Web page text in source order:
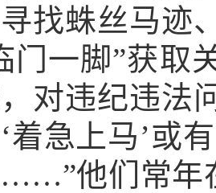
找蛛丝马迹
门一脚”获取
对违纪违法
着急上马’或
他们常年